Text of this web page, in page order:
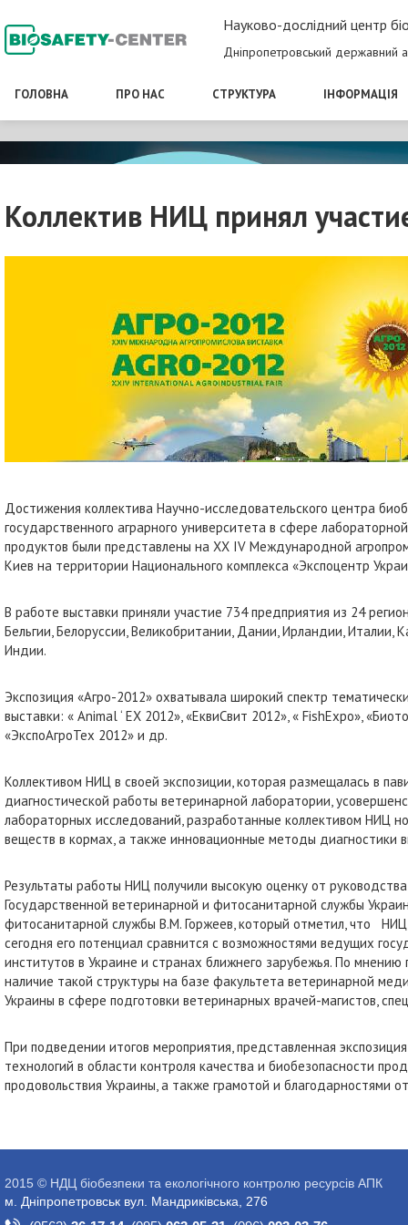
Науково-дослідний центр
Дніпропетровський державний
ГОЛОВНА ПРО НАС СТРУКТУРА ІНФОРМАЦІЯ
Коллектив НИЦ принял
Достижения коллектива Научно-исследовательского центра
государственного аграрного университета в сфере
продуктов были представлены на ХХ IV Международной
Киев на территории Национального комплекса «Экспоцентр
В работе выставки приняли участие 734 предприятия из 24
Бельгии, Белоруссии, Великобритании, Дании, Ирландии,
Индии.
Экспозиция «Агро-2012» охватывала широкий спектр
выставки: « Animal ‘ EX 2012», «ЕквиСвит 2012», « FishExpo»,
«ЭкспоАгроТех 2012» и др.
Коллективом НИЦ в своей экспозиции, которая размещалась в
диагностической работы ветеринарной лаборатории,
лабораторных исследований, разработанные коллективом НИЦ
веществ в кормах, а также инновационные методы диагностики
Результаты работы НИЦ получили высокую оценку от
Государственной ветеринарной и фитосанитарной службы
фитосанитарной службы В.М. Горжеев, который отметил, что
сегодня его потенциал сравнится с возможностями ведущих
институтов в Украине и странах ближнего зарубежья. По
наличие такой структуры на базе факультета ветеринарной
Украины в сфере подготовки ветеринарных врачей-магистов,
При подведении итогов мероприятия, представленная
технологий в области контроля качества и биобезопасности
продовольствия Украины, а также грамотой и благодарностями
2015 © НДЦ біобезпеки та екологічного контролю ресурсів АПК
м. Дніпропетровськ вул. Мандриківська, 276